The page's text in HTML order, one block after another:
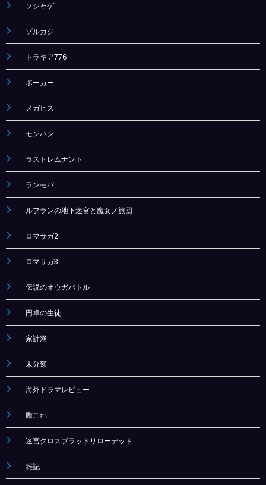
ソシャゲ
ゾルカジ
トラキア776
ポーカー
メガヒス
モンハン
ラストレムナント
ランモバ
ルフランの地下迷宮と魔女ノ旅団
ロマサガ2
ロマサガ3
伝説のオウガバトル
円卓の生徒
家計簿
未分類
海外ドラマレビュー
艦これ
迷宮クロスブラッドリローデッド
雑記